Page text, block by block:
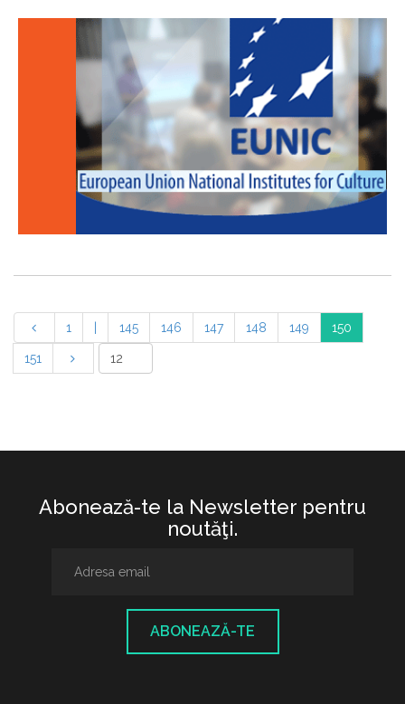
1 145 146 147 148 149 150
151
Abonează-te la Newsletter pentru
noutăţi.
ABONEAZĂ-TE